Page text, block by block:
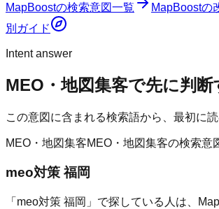
MapBoostの検索意図一覧 MapBoostの
別ガイド
Intent answer
MEO・地図集客で先に判断
この意図に含まれる検索語から、最初に
MEO・地図集客MEO・地図集客の検索意
meo対策 福岡
「meo対策 福岡」で探している人は、